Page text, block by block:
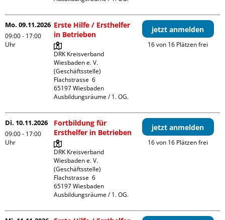
Mo. 09.11.2026
09:00 - 17:00
Uhr
Erste Hilfe / Ersthelfer
in Betrieben
DRK Kreisverband
Wiesbaden e. V.
(Geschäftsstelle)
Flachstrasse  6
65197 Wiesbaden
Ausbildungsräume / 1. OG.
jetzt anmelden
16 von 16 Plätzen frei
Di. 10.11.2026
09:00 - 17:00
Uhr
Fortbildung für
Ersthelfer in Betrieben
DRK Kreisverband
Wiesbaden e. V.
(Geschäftsstelle)
Flachstrasse  6
65197 Wiesbaden
Ausbildungsräume / 1. OG.
jetzt anmelden
16 von 16 Plätzen frei